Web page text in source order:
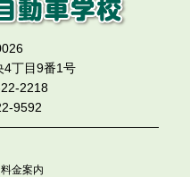
4丁目9番1号
2218
9592
料金案内